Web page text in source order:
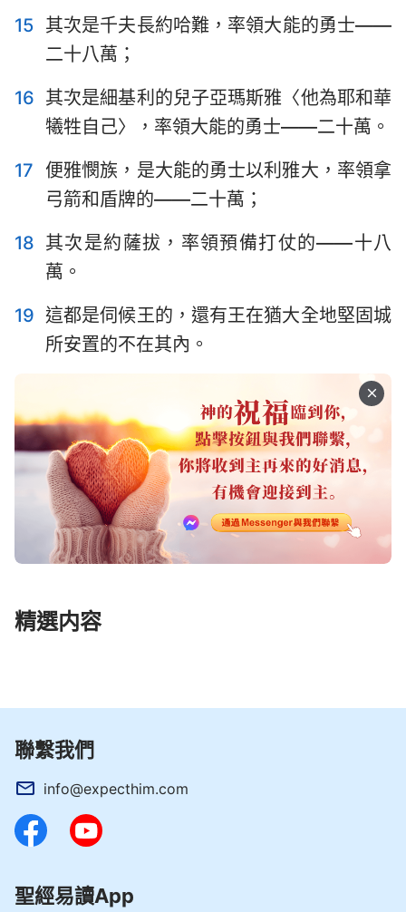
15 其次是千夫長約哈難，率領大能的勇士——
二十八萬；
16 其次是細基利的兒子亞瑪斯雅〈他為耶和華
犧牲自己〉，率領大能的勇士——二十萬。
17 便雅憫族，是大能的勇士以利雅大，率領拿
弓箭和盾牌的——二十萬；
18 其次是約薩拔，率領預備打仗的——十八
萬。
19 這都是伺候王的，還有王在猶大全地堅固城
所安置的不在其內。
精選内容
聯繫我們
info@expecthim.com
聖經易讀App